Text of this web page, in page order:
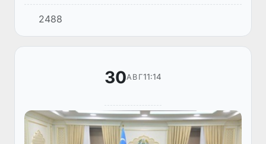
вакили, БМТнинг Марказий Осиёда
превентив дипломатия бўйича минтақавий
маркази раҳбари Каха Имнадзе билан
2488
30АВГ11:14